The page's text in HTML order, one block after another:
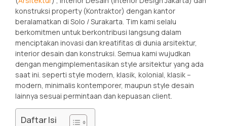
konstruksi property (Kontraktor) dengan kantor
beralamatkan di Solo / Surakarta. Tim kami selalu
berkomitmen untuk berkontribusi langsung dalam
menciptakan inovasi dan kreatifitas di dunia arsitektur,
interior desain dan konstruksi. Semua kami wujudkan
dengan mengimplementasikan style arsitektur yang ada
saat ini. seperti style modern, klasik, kolonial, klasik –
modern, minimalis kontemporer, maupun style desain
lainnya sesuai permintaan dan kepuasan client.
Daftar Isi